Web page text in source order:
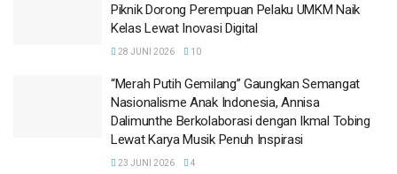
Piknik Dorong Perempuan Pelaku UMKM Naik
Kelas Lewat Inovasi Digital
28 JUNI 2026 10
“Merah Putih Gemilang” Gaungkan Semangat
Nasionalisme Anak Indonesia, Annisa
Dalimunthe Berkolaborasi dengan Ikmal Tobing
Lewat Karya Musik Penuh Inspirasi
23 JUNI 2026 4